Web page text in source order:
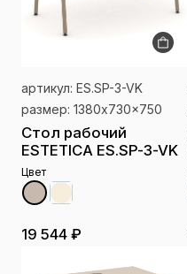
артикул: ES.SP-3-VK
размер: 1380x730x750
Стол рабочий
ESTETICA ES.SP-3-VK
Цвет
19 544 ₽